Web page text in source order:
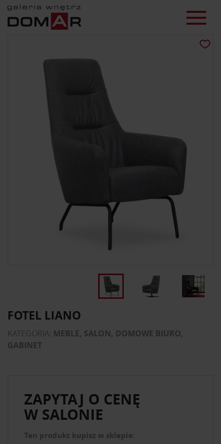
FOTEL LIANO
KATEGORIA: MEBLE, SALON, DOMOWE BIURO,
GABINET
ZAPYTAJ O CENĘ
W SALONIE
Ten produkt kupisz w sklepie: